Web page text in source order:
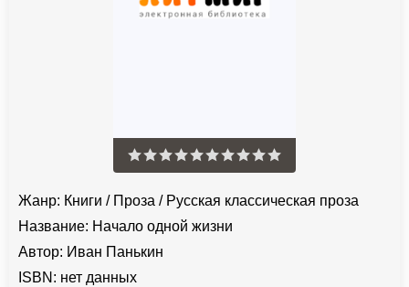
Жанр: Книги / Проза / Русская классическая проза
Название: Начало одной жизни
Автор: Иван Панькин
ISBN: нет данных